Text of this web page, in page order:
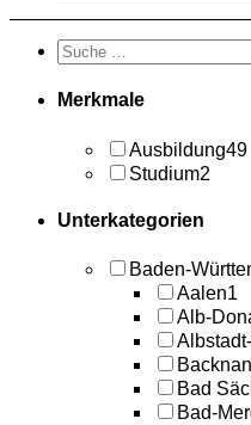
Merkmale
Ausbildung49
Studium2
Unterkategorien
Baden-
Aalen1
Alb-
Bad
Bad-